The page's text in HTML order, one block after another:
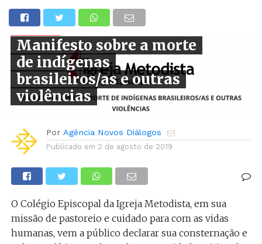
NOTÍCIAS
Manifesto sobre a morte
de indígenas
brasileiros/as e outras
violências
Por Agência Novos Diálogos
Publicado em 2 de agosto de 2019
O Colégio Episcopal da Igreja Metodista, em sua
missão de pastoreio e cuidado para com as vidas
humanas, vem a público declarar sua consternação e